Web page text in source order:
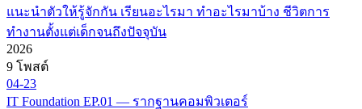
แนะนำตัวให้รู้จักกัน เรียนอะไรมา ทำอะไรมาบ้าง ชีวิตการ
ทำงานตั้งแต่เด็กจนถึงปัจจุบัน
2026
9 โพสต์
04-23
IT Foundation EP.01 — รากฐานคอมพิวเตอร์